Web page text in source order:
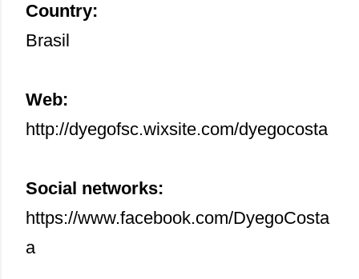
Country:
Brasil
Web:
http://dyegofsc.wixsite.com/dyegocosta
Social networks:
https://www.facebook.com/DyegoCosta
a